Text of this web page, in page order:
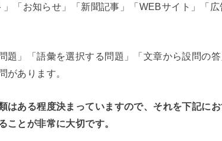
「お知らせ」「新聞記事」「WEBサイト」「広
題」「語彙を選択する問題」「文章から設問の
があります。
はある程度決まっていますので、それを下記に
ことが非常に大切です。